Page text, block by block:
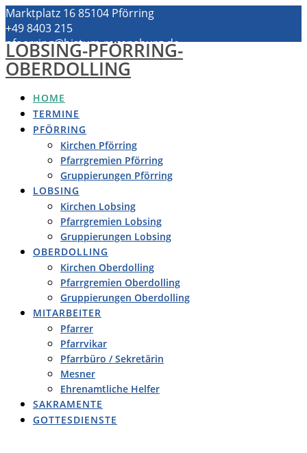
Zum
Inhalt
springen
Marktplatz 16 85104 Pförring
+49 8403 215
pfoerring@bistum-regensburg.de
LOBSING-PFÖRRING-
OBERDOLLING
HOME
TERMINE
PFÖRRING
Kirchen Pförring
Pfarrgremien Pförring
Gruppierungen Pförring
LOBSING
Kirchen Lobsing
Pfarrgremien Lobsing
Gruppierungen Lobsing
OBERDOLLING
Kirchen Oberdolling
Pfarrgremien Oberdolling
Gruppierungen Oberdolling
MITARBEITER
Pfarrer
Pfarrvikar
Pfarrbüro / Sekretärin
Mesner
Ehrenamtliche Helfer
SAKRAMENTE
GOTTESDIENSTE